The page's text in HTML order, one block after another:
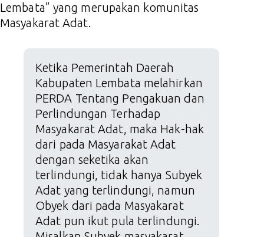
Lembata” yang merupakan komunitas
Masyakarat Adat.
Ketika Pemerintah Daerah
Kabupaten Lembata melahirkan
PERDA Tentang Pengakuan dan
Perlindungan Terhadap
Masyakarat Adat, maka Hak-hak
dari pada Masyarakat Adat
dengan seketika akan
terlindungi, tidak hanya Subyek
Adat yang terlindungi, namun
Obyek dari pada Masyakarat
Adat pun ikut pula terlindungi.